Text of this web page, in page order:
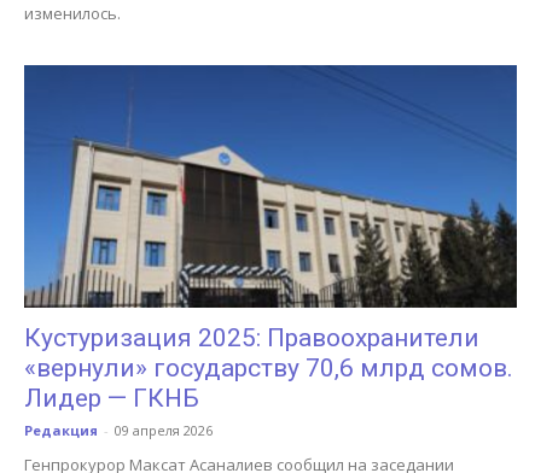
изменилось.
Кустуризация 2025: Правоохранители
«вернули» государству 70,6 млрд сомов.
Лидер — ГКНБ
Редакция - 09 апреля 2026
Генпрокурор Максат Асаналиев сообщил на заседании